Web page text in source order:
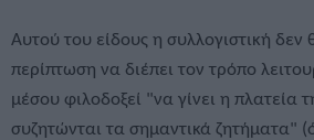
Αυτού του είδους η συλλογιστική δεν
περίπτωση να διέπει τον τρόπο
μέσου φιλοδοξεί "να γίνει η πλατεία
συζητώνται τα σημαντικά ζητήματα"